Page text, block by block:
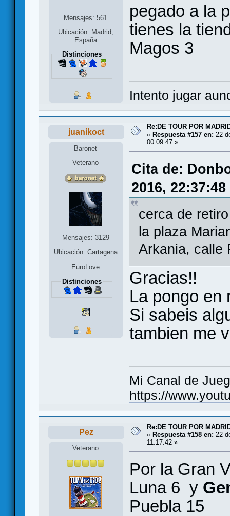
Mensajes: 561
Ubicación: Madrid,
España
Distinciones
pegado a la
tienes la
Magos 3
Intento jugar
juanikoct
Baronet
Veterano
Mensajes: 3129
Ubicación: Cartagena
EuroLove
Distinciones
Re:DE TOUR POR
« Respuesta #157 en: 22
00:09:47 »
Cita de:
2016, 22:37:48
cerca de
la plaza
Arkania, calle
Gracias!!
La pongo en
Si sabeis
tambien me
Mi Canal de
https://
Pez
Veterano
Re:DE TOUR POR
« Respuesta #158 en: 22
11:17:42 »
Por la Gran
Luna 6 y
Puebla 15